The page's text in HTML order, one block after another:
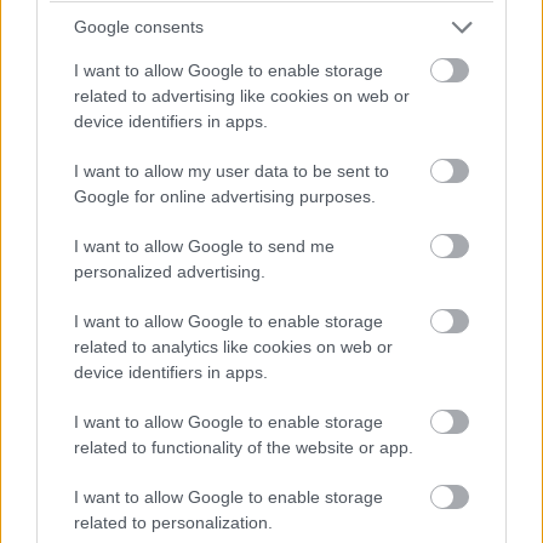
Google consents
I want to allow Google to enable storage
related to advertising like cookies on web or
device identifiers in apps.
I want to allow my user data to be sent to
Google for online advertising purposes.
I want to allow Google to send me
personalized advertising.
I want to allow Google to enable storage
related to analytics like cookies on web or
device identifiers in apps.
I want to allow Google to enable storage
related to functionality of the website or app.
I want to allow Google to enable storage
related to personalization.
Bernie Ecclestone legújabb
nyilatkozatából az derül ki, hogy a németek
valószínűleg jövőre is megtarthatják mindkét
F1-es versenyüket, mivel a hockenheimi Német
is a Nürburgringen fogják megrendezni. Ilyen